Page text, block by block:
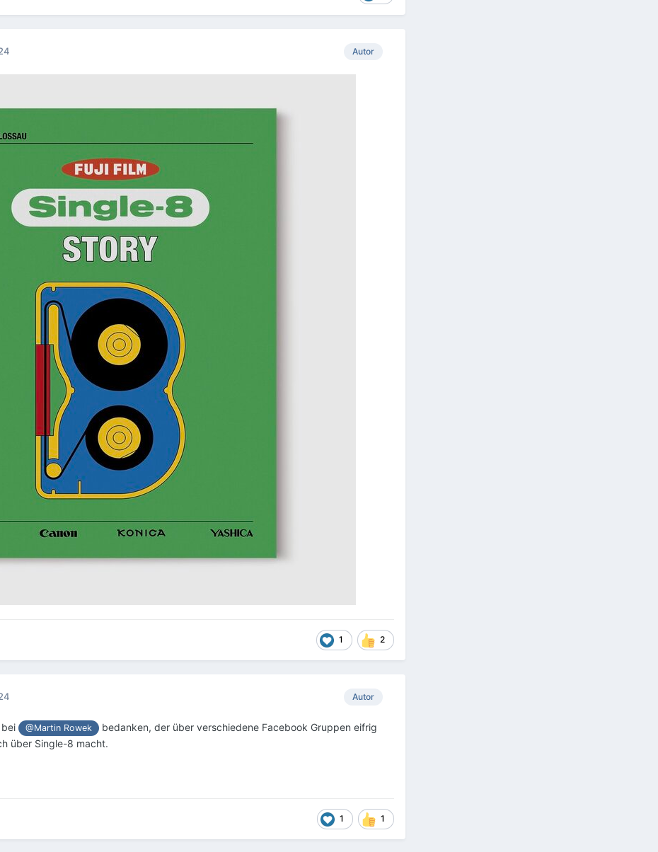
Autor
1 2
Autor
@Martin Rowek
bedanken, der über verschiedene Facebook Gruppen eifrig
über Single-8 macht.
1 1